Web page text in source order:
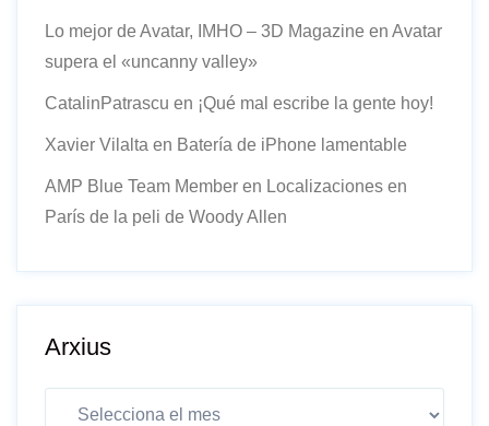
Lo mejor de Avatar, IMHO – 3D Magazine en Avatar
supera el «uncanny valley»
CatalinPatrascu en ¡Qué mal escribe la gente hoy!
Xavier Vilalta en Batería de iPhone lamentable
AMP Blue Team Member en Localizaciones en
París de la peli de Woody Allen
Arxius